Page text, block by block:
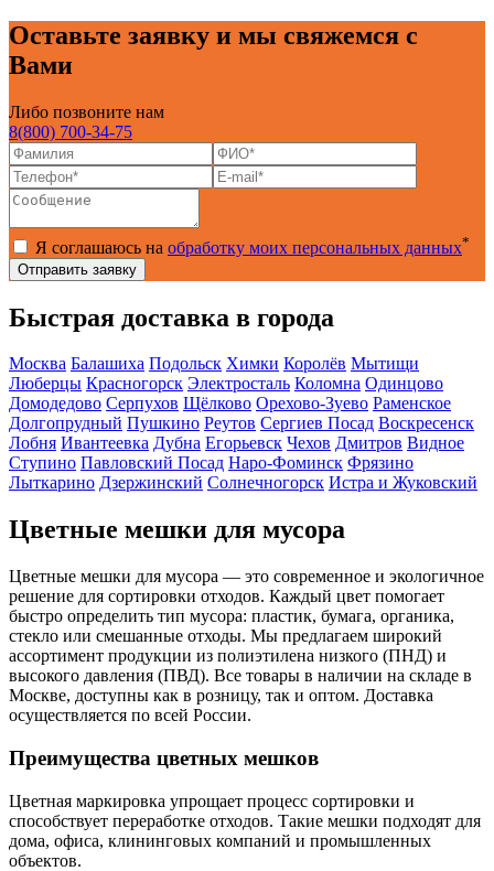
Оставьте заявку и мы свяжемся с
Вами
Либо позвоните нам
8(800) 700-34-75
Я соглашаюсь на обработку моих персональных данных*
Быстрая доставка в города
Москва Балашиха Подольск Химки Королёв Мытищи
Люберцы Красногорск Электросталь Коломна Одинцово
Домодедово Серпухов Щёлково Орехово-Зуево Раменское
Долгопрудный Пушкино Реутов Сергиев Посад Воскресенск
Лобня Ивантеевка Дубна Егорьевск Чехов Дмитров Видное
Ступино Павловский Посад Наро-Фоминск Фрязино
Лыткарино Дзержинский Солнечногорск Истра и Жуковский
Цветные мешки для мусора
Цветные мешки для мусора — это современное и экологичное
решение для сортировки отходов. Каждый цвет помогает
быстро определить тип мусора: пластик, бумага, органика,
стекло или смешанные отходы. Мы предлагаем широкий
ассортимент продукции из полиэтилена низкого (ПНД) и
высокого давления (ПВД). Все товары в наличии на складе в
Москве, доступны как в розницу, так и оптом. Доставка
осуществляется по всей России.
Преимущества цветных мешков
Цветная маркировка упрощает процесс сортировки и
способствует переработке отходов. Такие мешки подходят для
дома, офиса, клининговых компаний и промышленных
объектов.